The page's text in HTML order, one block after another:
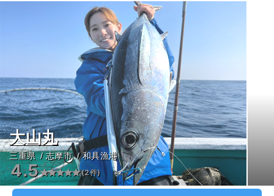
大山丸
三重県 志摩市 和具漁港
4.5 (2件)